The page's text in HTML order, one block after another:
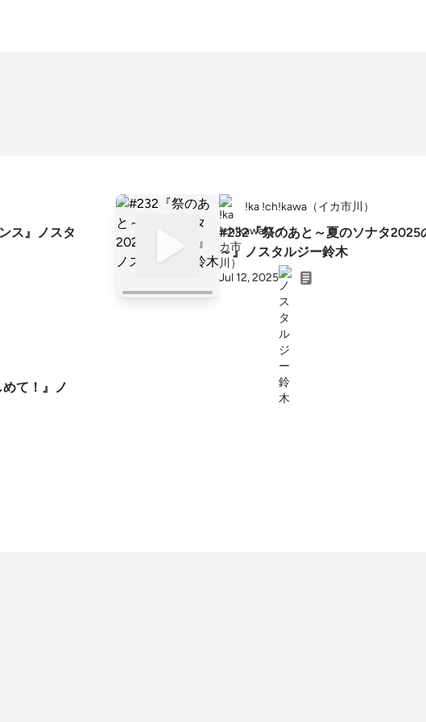
ス』ノスタ
!ka !ch!kawa（イカ市川）
#232『祭のあと～夏のソナタ2025
～』ノスタルジー鈴木
Jul 12, 2025
て！』ノ